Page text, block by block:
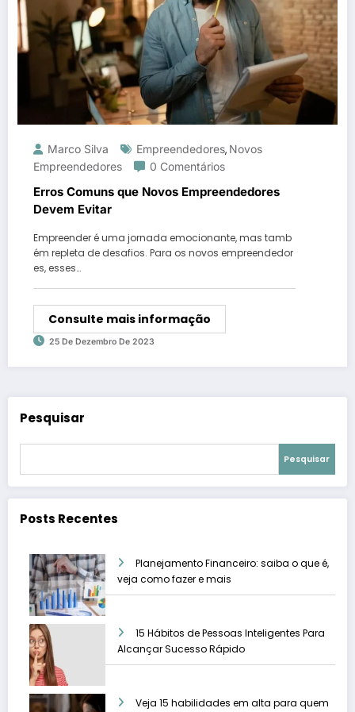
Marco Silva Empreendedores, Novos
Empreendedores
0 Comentários
Erros Comuns que Novos Empreendedores
Devem Evitar
Empreender é uma jornada emocionante, mas tamb
ém repleta de desafios. Para os novos empreendedor
es, esses…
Consulte mais informação
25 De Dezembro De 2023
Pesquisar
Pesquisar
Posts Recentes
Planejamento Financeiro: saiba o que é,
veja como fazer e mais
15 Hábitos de Pessoas Inteligentes Para
Alcançar Sucesso Rápido
Veja 15 habilidades em alta para quem